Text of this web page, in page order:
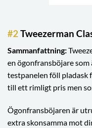
#2 Tweezerman
Sammanfattning:
en ögonfransböjare som
testpanelen föll pladask
till ett rimligt pris men
Ögonfransböjaren är
extra skonsamma mot